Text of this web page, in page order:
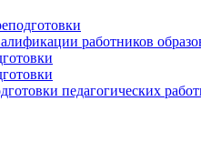
работников
педагогических